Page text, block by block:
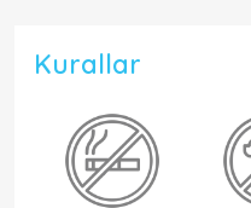
Kurallar